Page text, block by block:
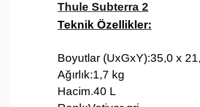
Thule Subterra 2
Teknik Özellikler:
Boyutlar (UxGxY):35,0 x
Ağırlık:1,7 kg
Hacim.40 L